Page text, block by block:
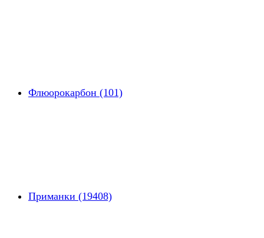
Флюорокарбон (101)
Приманки (19408)